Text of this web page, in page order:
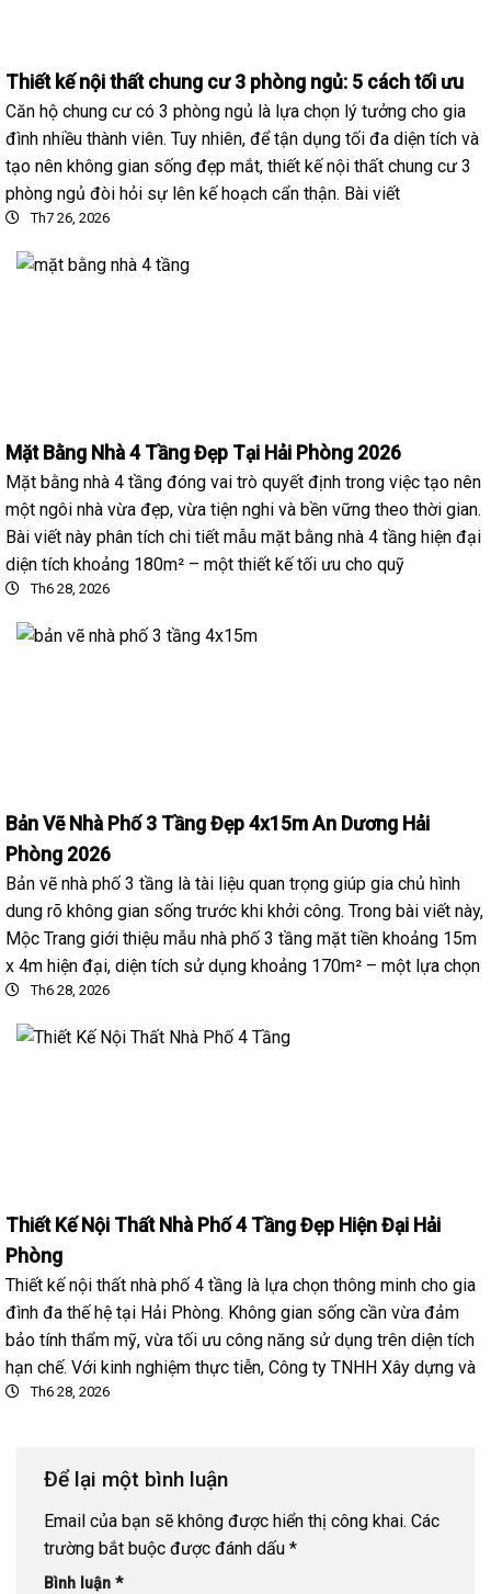
Thiết kế nội thất chung cư 3 phòng ngủ: 5 cách tối ưu
Căn hộ chung cư có 3 phòng ngủ là lựa chọn lý tưởng cho gia
đình nhiều thành viên. Tuy nhiên, để tận dụng tối đa diện tích và
tạo nên không gian sống đẹp mắt, thiết kế nội thất chung cư 3
phòng ngủ đòi hỏi sự lên kế hoạch cẩn thận. Bài viết
Th7 26, 2026
Mặt Bằng Nhà 4 Tầng Đẹp Tại Hải Phòng 2026
Mặt bằng nhà 4 tầng đóng vai trò quyết định trong việc tạo nên
một ngôi nhà vừa đẹp, vừa tiện nghi và bền vững theo thời gian.
Bài viết này phân tích chi tiết mẫu mặt bằng nhà 4 tầng hiện đại
diện tích khoảng 180m² – một thiết kế tối ưu cho quỹ
Th6 28, 2026
Bản Vẽ Nhà Phố 3 Tầng Đẹp 4x15m An Dương Hải
Phòng 2026
Bản vẽ nhà phố 3 tầng là tài liệu quan trọng giúp gia chủ hình
dung rõ không gian sống trước khi khởi công. Trong bài viết này,
Mộc Trang giới thiệu mẫu nhà phố 3 tầng mặt tiền khoảng 15m
x 4m hiện đại, diện tích sử dụng khoảng 170m² – một lựa chọn
Th6 28, 2026
Thiết Kế Nội Thất Nhà Phố 4 Tầng Đẹp Hiện Đại Hải
Phòng
Thiết kế nội thất nhà phố 4 tầng là lựa chọn thông minh cho gia
đình đa thế hệ tại Hải Phòng. Không gian sống cần vừa đảm
bảo tính thẩm mỹ, vừa tối ưu công năng sử dụng trên diện tích
hạn chế. Với kinh nghiệm thực tiễn, Công ty TNHH Xây dựng và
Th6 28, 2026
Để lại một bình luận
Email của bạn sẽ không được hiển thị công khai. Các
trường bắt buộc được đánh dấu *
Bình luận *